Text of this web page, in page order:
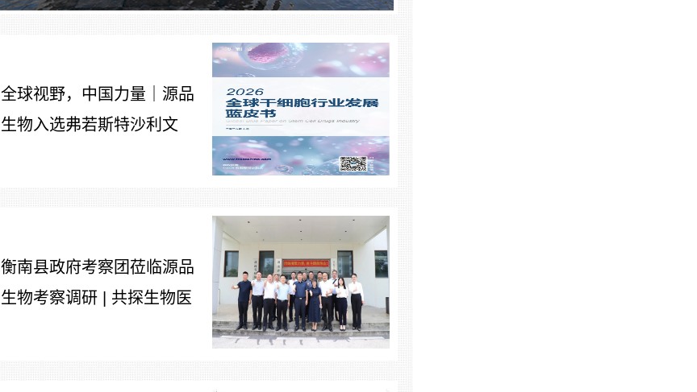
全球视野，中国力量｜源品
生物入选弗若斯特沙利文
衡南县政府考察团莅临源品
生物考察调研 | 共探生物医